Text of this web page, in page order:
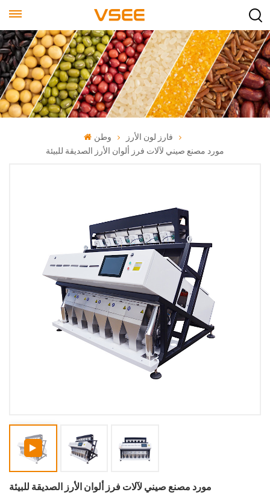
وطن
فارز لون الأرز
مورد مصنع صيني لآلات فرز ألوان الأرز الصديقة للبيئة
مورد مصنع صيني لآلات فرز ألوان الأرز الصديقة للبيئة